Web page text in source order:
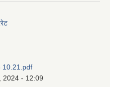
10.21.pdf
2024 - 12:09